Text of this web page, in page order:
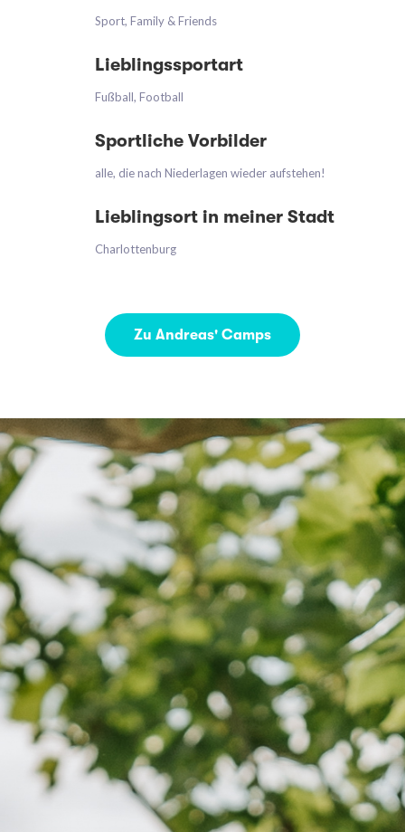
Sport, Family & Friends
Lieblingssportart
Fußball, Football
Sportliche Vorbilder
alle, die nach Niederlagen wieder aufstehen!
Lieblingsort in meiner Stadt
Charlottenburg
Zu Andreas' Camps